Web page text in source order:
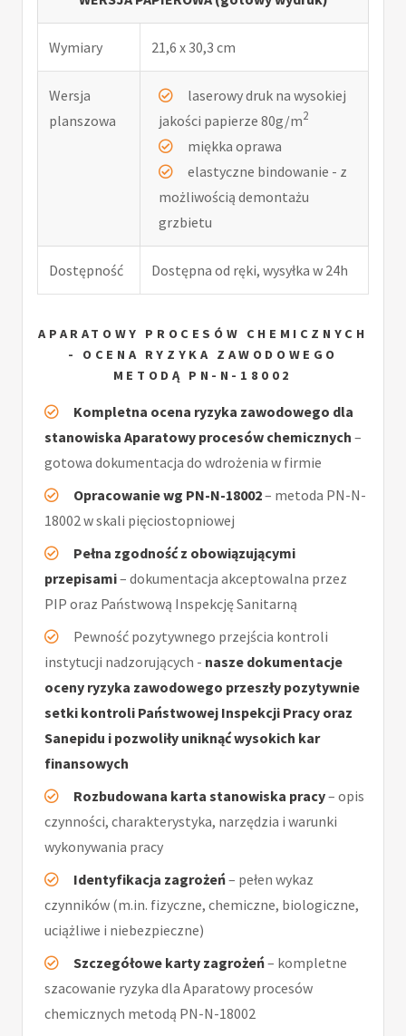
Wymiary 21,6 x 30,3 cm
Wersja
planszowa
laserowy druk na wysokiej
jakości papierze 80g/m2
miękka oprawa
elastyczne bindowanie - z
możliwością demontażu
grzbietu
Dostępność Dostępna od ręki, wysyłka w 24h
APARATOWY PROCESÓW CHEMICZNYCH
- OCENA RYZYKA ZAWODOWEGO
METODĄ PN-N-18002
Kompletna ocena ryzyka zawodowego dla
stanowiska Aparatowy procesów chemicznych –
gotowa dokumentacja do wdrożenia w firmie
Opracowanie wg PN-N-18002– metoda PN-N-
18002 w skali pięciostopniowej
Pełna zgodność z obowiązującymi
przepisami– dokumentacja akceptowalna przez
PIP oraz Państwową Inspekcję Sanitarną
Pewność pozytywnego przejścia kontroli
instytucji nadzorujących - nasze dokumentacje
oceny ryzyka zawodowego przeszły pozytywnie
setki kontroli Państwowej Inspekcji Pracy oraz
Sanepidu i pozwoliły uniknąć wysokich kar
finansowych
Rozbudowana karta stanowiska pracy– opis
czynności, charakterystyka, narzędzia i warunki
wykonywania pracy
Identyfikacja zagrożeń– pełen wykaz
czynników (m.in. fizyczne, chemiczne, biologiczne,
uciążliwe i niebezpieczne)
Szczegółowe karty zagrożeń– kompletne
szacowanie ryzyka dla Aparatowy procesów
chemicznych metodą PN-N-18002